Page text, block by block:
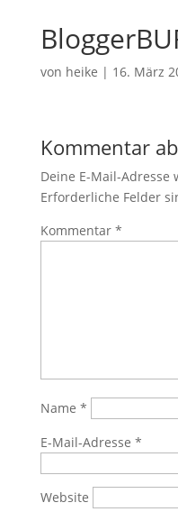
von heike | 16. März
Kommentar
Deine E-Mail-
Erforderliche Felder
Kommentar *
Name *
E-Mail-Adresse *
Website